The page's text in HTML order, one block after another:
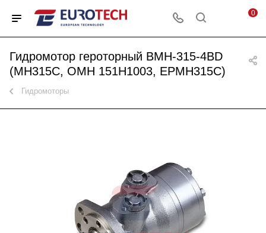
0
Гидромотор героторный BMH-315-4BD
(МН315С, OMH 151H1003, EPMH315C)
Гидромоторы